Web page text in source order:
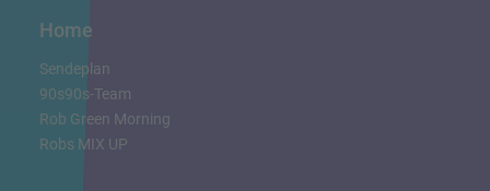
Home
Sendeplan
90s90s-Team
Rob Green Morning
Robs MIX UP